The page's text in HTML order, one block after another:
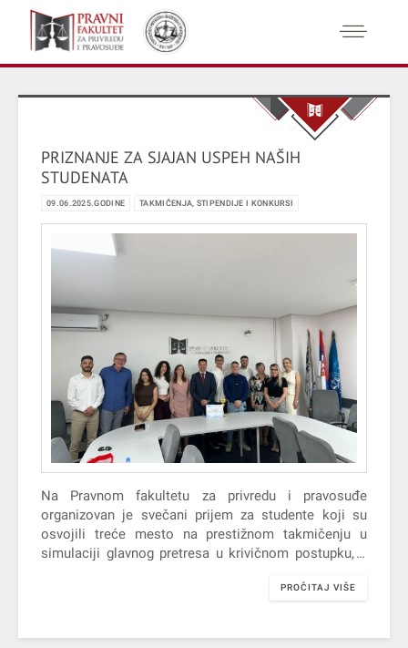
PRIZNANJE ZA SJAJAN USPEH NAŠIH
STUDENATA
09.06.2025.GODINE TAKMIČENJA, STIPENDIJE I KONKURSI
Na Pravnom fakultetu za privredu i pravosuđe
organizovan je svečani prijem za studente koji su
osvojili treće mesto na prestižnom takmičenju u
simulaciji glavnog pretresa u krivičnom postupku, u
PROČITAJ VIŠE